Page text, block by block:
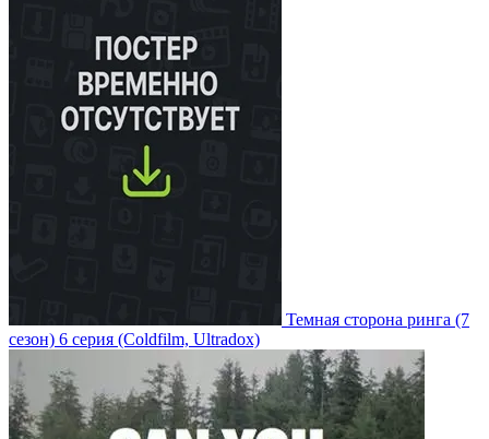
Темная сторона ринга (7
сезон) 6 серия (Coldfilm, Ultradox)